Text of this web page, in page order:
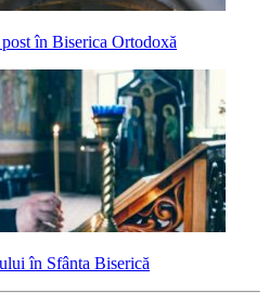
în Biserica Ortodoxă
în Sfânta Biserică